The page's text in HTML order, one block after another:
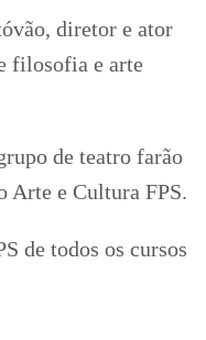
diretor e ator
filosofia e arte
de teatro farão
Arte e Cultura FPS.
de todos os cursos